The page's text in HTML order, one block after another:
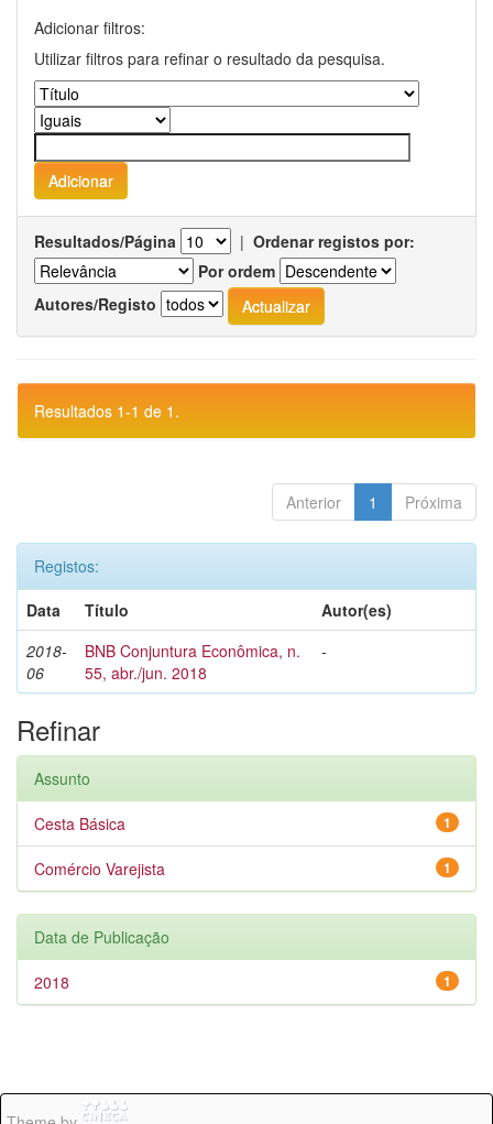
Adicionar filtros:
Utilizar filtros para refinar o resultado da pesquisa.
Resultados/Página | Ordenar registos por:
Por ordem
Autores/Registo
Resultados 1-1 de 1.
Anterior 1 Próxima
Registos:
Data
Título
Autor(es)
2018-
06
BNB Conjuntura Econômica, n.
55, abr./jun. 2018
-
Refinar
Assunto
1
Cesta Básica
1
Comércio Varejista
Data de Publicação
1
2018